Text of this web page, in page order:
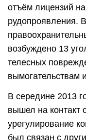
отъём лицензий
рудопроявления.
возбуждено 13
телесных
вымогательствам
В середине 2013
вышел на
урегулирование
был связан с